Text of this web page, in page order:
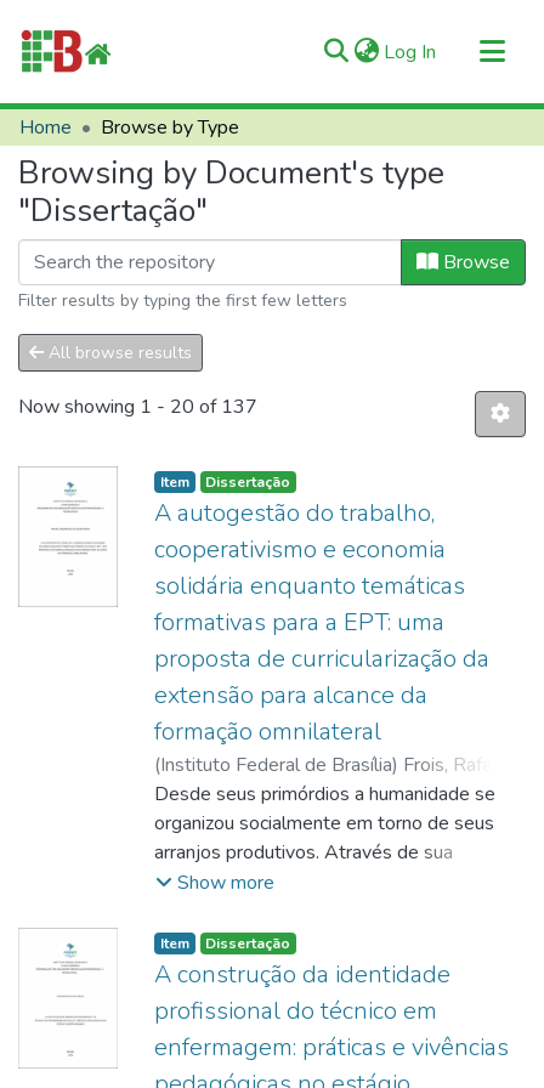
Log In (current)
Communities & Collections
All of RIIFB
Manuals and Terms
About RIIFB
Help
Home Browse by Type
Browsing by Document's type
"Dissertação"
Browse
Filter results by typing the first few letters
All browse results
Now showing 1 - 20 of 137
Item Dissertação
A autogestão do trabalho,
cooperativismo e economia
solidária enquanto temáticas
formativas para a EPT: uma
proposta de curricularização da
extensão para alcance da
formação omnilateral
(Instituto Federal de Brasília) Frois, Rafael
Rodrigues de Sousa
Desde seus primórdios a humanidade se
organizou socialmente em torno de seus
arranjos produtivos. Através de sua
intervenção na natureza o humano aprendeu
sobreviver, criando conhecimentos úteis
para a produção de elementos necessários
à sua subsistência. Enquanto construía
coletivamente tais aprendizados, o humano
também os ensinava às gerações
Show more
Item Dissertação
A construção da identidade
profissional do técnico em
enfermagem: práticas e vivências